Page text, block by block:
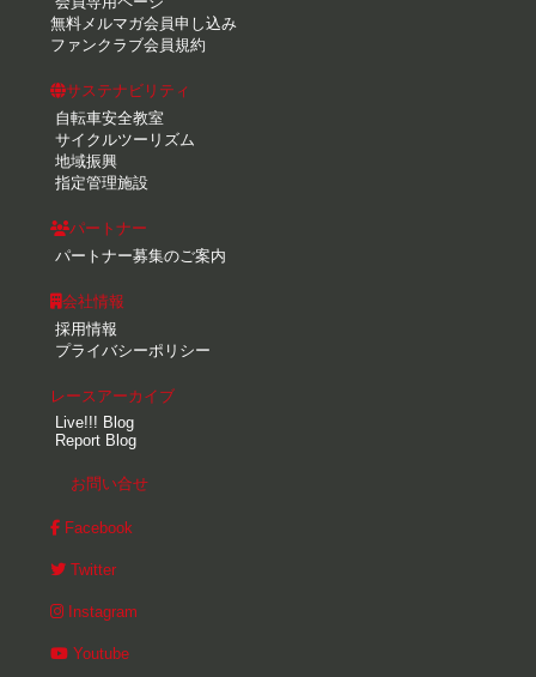
無料メルマガ会員申し込み
ファンクラブ会員規約
サステナビリティ
自転車安全教室
サイクルツーリズム
地域振興
指定管理施設
パートナー
パートナー募集のご案内
会社情報
採用情報
プライバシーポリシー
レースアーカイブ
Live!!! Blog
Report Blog
お問い合せ
Facebook
Twitter
Instagram
Youtube